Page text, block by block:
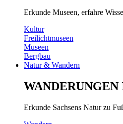
Erkunde Museen, erfahre
Kultur
Freilichtmuseen
Museen
Bergbau
Natur & Wandern
WANDERUNGEN
Erkunde Sachsens Natur zu